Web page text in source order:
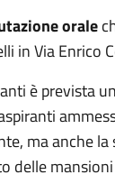
orale
in Via Enrico
è prevista
ma anche
delle